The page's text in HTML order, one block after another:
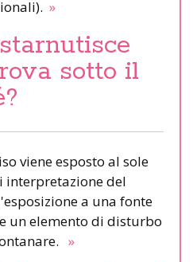
»
sotto il
viene esposto al sole
interpretazione del
a una fonte
un elemento di disturbo
»